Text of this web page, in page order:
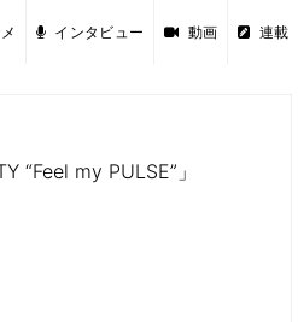
インタビュー 動画 連載
“Feel my PULSE”」